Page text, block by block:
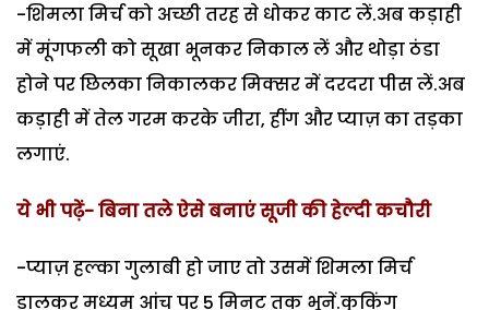
-शिमला मिर्च को अच्छी तरह से धोकर काट लें.अब कड़ाही
में मूंगफली को सूखा भूनकर निकाल लें और थोड़ा ठंडा
होने पर छिलका निकालकर मिक्सर में दरदरा पीस लें.अब
कड़ाही में तेल गरम करके जीरा, हींग और प्याज़ का तड़का
लगाएं.
ये भी पढ़ें- बिना तले ऐसे बनाएं सूजी की हेल्दी कचौरी
-प्याज़ हल्का गुलाबी हो जाए तो उसमें शिमला मिर्च
डालकर मध्यम आंच पर 5 मिनट तक भूनें.कुकिंग